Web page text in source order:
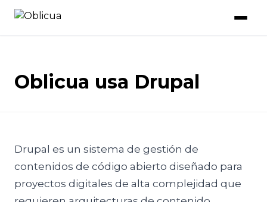
Oblicua usa Drupal
Drupal es un sistema de gestión de
contenidos de código abierto diseñado para
proyectos digitales de alta complejidad que